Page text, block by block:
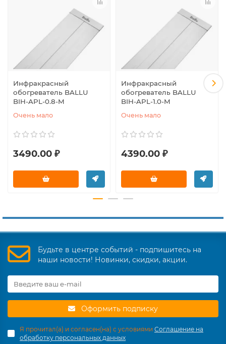
Инфракрасный
обогреватель BALLU
BIH-APL-0.8-M
Очень мало
3490.00 ₽
Инфракрасный
обогреватель BALLU
BIH-APL-1.0-M
Очень мало
4390.00 ₽
Будьте в центре событий - подпишитесь на
наши новости! Новинки, скидки, акции.
Оформить подписку
Я прочитал(а) и согласен(на) с условиями Соглашение на
обработку персональных данных